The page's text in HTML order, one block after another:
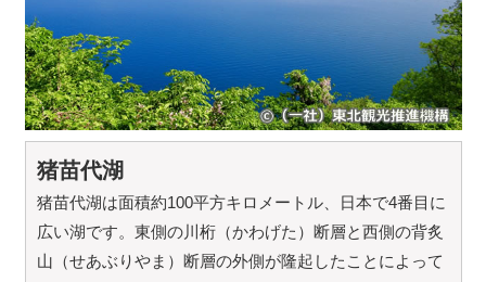
猪苗代湖
猪苗代湖は面積約100平方キロメートル、日本で4番目に
広い湖です。東側の川桁（かわげた）断層と西側の背炙
山（せあぶりやま）断層の外側が隆起したことによって